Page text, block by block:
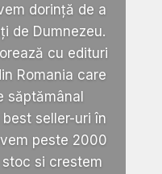
dorință de a
de Dumnezeu.
cu edituri
Romania care
săptămânal
seller-uri în
peste 2000
si crestem